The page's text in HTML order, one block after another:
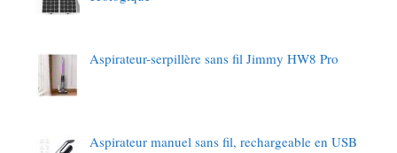
Aspirateur-serpillère sans fil Jimmy HW8 Pro
Aspirateur manuel sans fil, rechargeable en USB